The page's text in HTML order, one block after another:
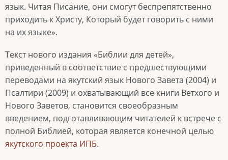
язык. Читая Писание, они смогут беспрепятственно
приходить к Христу, Который будет говорить с ними
на их языке».
Текст нового издания «Библии для детей»,
приведенный в соответствие с предшествующими
переводами на якутский язык Нового Завета (2004) и
Псалтири (2009) и охватывающий все книги Ветхого и
Нового Заветов, становится своеобразным
введением, подготавливающим читателей к встрече с
полной Библией, которая является конечной целью
якутского проекта ИПБ.